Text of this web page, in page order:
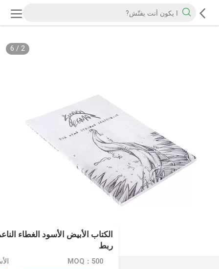
2
/
6
الكتاب الأبيض الأسود الغطاء
ربط
MOQ：500